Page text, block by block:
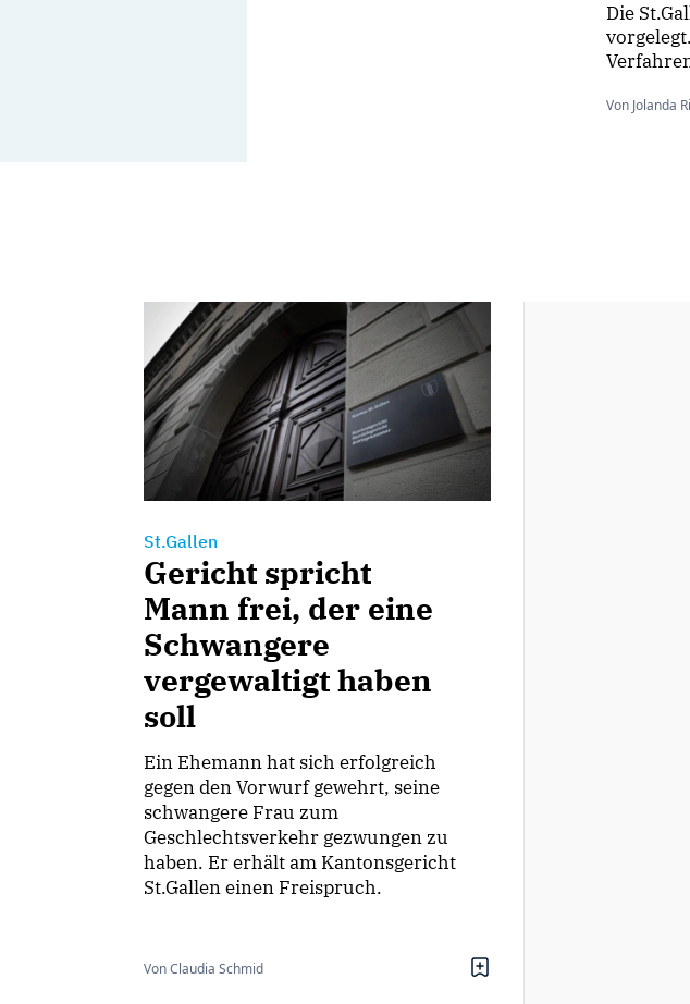
Die
Von Jolanda
St.Gallen
Gericht spricht
Mann frei, der eine
Schwangere
vergewaltigt haben
soll
Ein Ehemann hat sich erfolgreich
gegen den Vorwurf gewehrt, seine
schwangere Frau zum
Geschlechtsverkehr gezwungen zu
haben. Er erhält am Kantonsgericht
St.Gallen einen Freispruch.
Von Claudia Schmid